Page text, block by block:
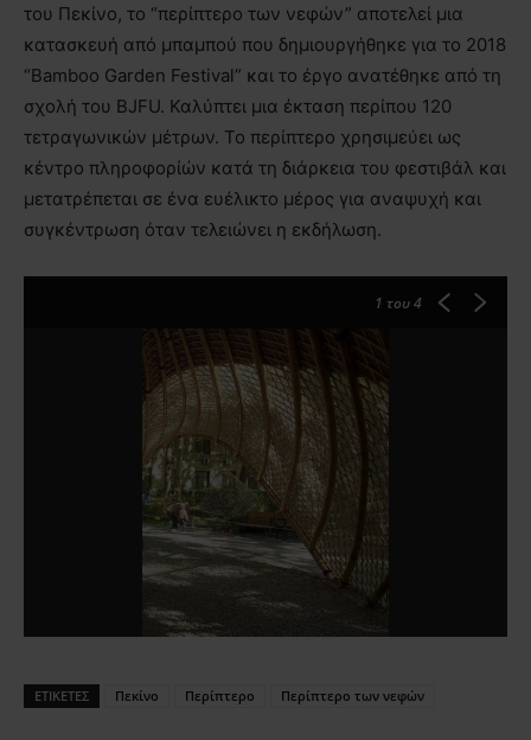
του Πεκίνο, το “περίπτερο των νεφών” αποτελεί μια
κατασκευή από μπαμπού που δημιουργήθηκε για το 2018
“Bamboo Garden Festival” και το έργο ανατέθηκε από τη
σχολή του BJFU. Καλύπτει μια έκταση περίπου 120
τετραγωνικών μέτρων. Το περίπτερο χρησιμεύει ως
κέντρο πληροφορίών κατά τη διάρκεια του φεστιβάλ και
μετατρέπεται σε ένα ευέλικτο μέρος για αναψυχή και
συγκέντρωση όταν τελειώνει η εκδήλωση.
1 του 4
ΕΤΙΚΕΤΕΣ Πεκίνο Περίπτερο Περίπτερο των νεφών